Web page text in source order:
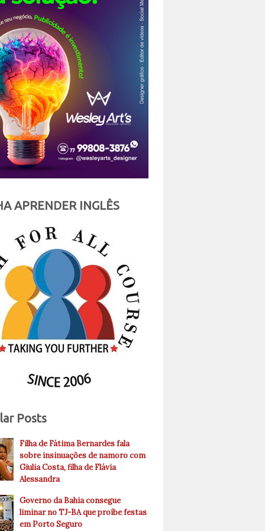
APRENDER INGLÊS
Posts
Filha de Fátima Bernardes fala
sobre insinuações de namoro com
Giulia Costa, filha de Flávia
Alessandra
Governo da Bahia consegue
liminar no TJ-BA que proíbe festas
em Porto Seguro